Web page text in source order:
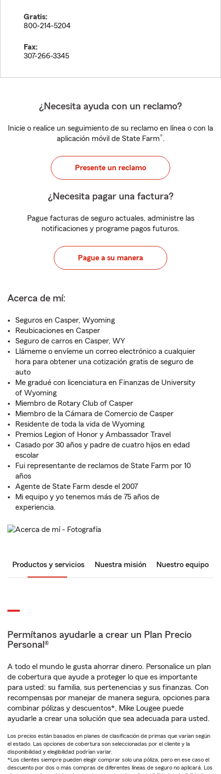
Gratis:
800-214-5204
Fax:
307-266-3345
¿Necesita ayuda con un reclamo?
Inicie o realice un seguimiento de su reclamo en línea o con la
aplicación móvil de State Farm®.
Presente un reclamo
¿Necesita pagar una factura?
Pague facturas de seguro actuales, administre las
notificaciones y programe pagos futuros.
Pague a su manera
Acerca de mí:
Seguros en Casper, Wyoming
Reubicaciones en Casper
Seguro de carros en Casper, WY
Llámeme o envíeme un correo electrónico a cualquier
hora para obtener una cotización gratis de seguro de
auto
Me gradué con licenciatura en Finanzas de University
of Wyoming
Miembro de Rotary Club of Casper
Miembro de la Cámara de Comercio de Casper
Residente de toda la vida de Wyoming
Premios Legion of Honor y Ambassador Travel
Casado por 30 años y padre de cuatro hijos en edad
escolar
Fui representante de reclamos de State Farm por 10
años
Agente de State Farm desde el 2007
Mi equipo y yo tenemos más de 75 años de
experiencia.
Productos y servicios Nuestra misión Nuestro equipo
Permítanos ayudarle a crear un Plan Precio
Personal®
A todo el mundo le gusta ahorrar dinero. Personalice un plan
de cobertura que ayude a proteger lo que es importante
para usted: su familia, sus pertenencias y sus finanzas. Con
recompensas por manejar de manera segura, opciones para
combinar pólizas y descuentos*, Mike Lougee puede
ayudarle a crear una solución que sea adecuada para usted.
Los precios están basados en planes de clasificación de primas que varían según
el estado. Las opciones de cobertura son seleccionadas por el cliente y la
disponibilidad y elegibilidad podrían variar.
*Los clientes siempre pueden elegir comprar solo una póliza, pero en ese caso el
descuento por dos o más compras de diferentes líneas de seguro no aplicará. Los